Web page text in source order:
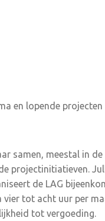
en lopende projecten
samen, meestal in
projectinitiatieven.
de LAG
vier tot acht uur per
tot vergoeding.